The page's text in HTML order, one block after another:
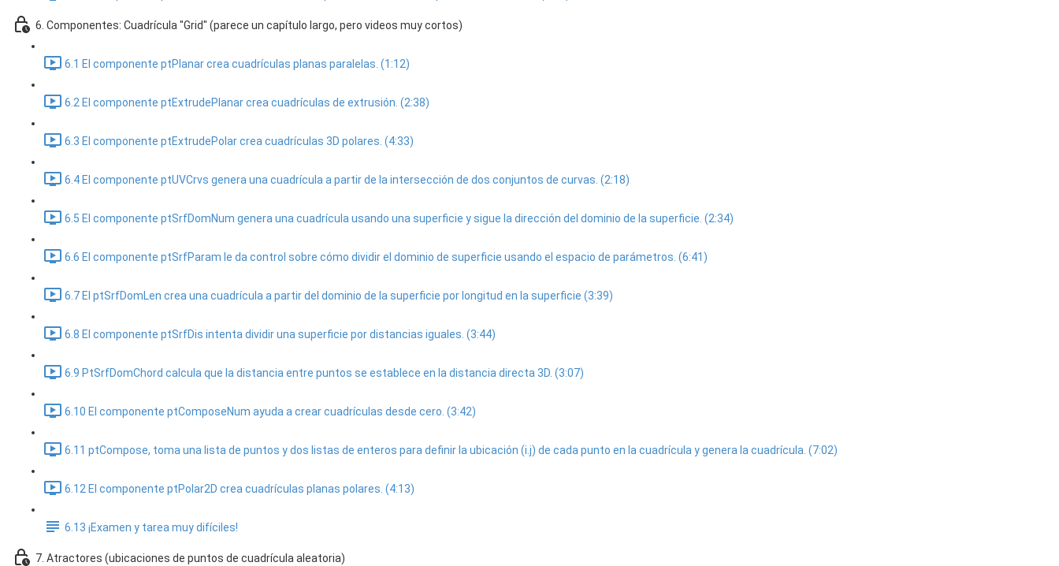
6. Componentes: Cuadrícula "Grid" (parece un capítulo largo, pero videos muy cortos)
6.1 El componente ptPlanar crea cuadrículas planas paralelas. (1:12)
6.2 El componente ptExtrudePlanar crea cuadrículas de extrusión. (2:38)
6.3 El componente ptExtrudePolar crea cuadrículas 3D polares. (4:33)
6.4 El componente ptUVCrvs genera una cuadrícula a partir de la intersección de dos conjuntos de curvas. (2:18)
6.5 El componente ptSrfDomNum genera una cuadrícula usando una superficie y sigue la dirección del dominio de la superficie. (2:34)
6.6 El componente ptSrfParam le da control sobre cómo dividir el dominio de superficie usando el espacio de parámetros. (6:41)
6.7 El ptSrfDomLen crea una cuadrícula a partir del dominio de la superficie por longitud en la superficie (3:39)
6.8 El componente ptSrfDis intenta dividir una superficie por distancias iguales. (3:44)
6.9 PtSrfDomChord calcula que la distancia entre puntos se establece en la distancia directa 3D. (3:07)
6.10 El componente ptComposeNum ayuda a crear cuadrículas desde cero. (3:42)
6.11 ptCompose, toma una lista de puntos y dos listas de enteros para definir la ubicación (i.j) de cada punto en la cuadrícula y genera la cuadrícula. (7:02)
6.12 El componente ptPolar2D crea cuadrículas planas polares. (4:13)
6.13 ¡Examen y tarea muy difíciles!
7. Atractores (ubicaciones de puntos de cuadrícula aleatoria)